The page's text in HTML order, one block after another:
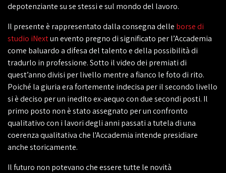
depotenziante su se stessi e sul mondo del lavoro.
Il presente è rappresentato dalla consegna delle borse di
studio iNextun evento pregno di significato per l’Accademia
come baluardo a difesa del talento e della possibilità di
tradurlo in professione. Sotto il video dei premiati di
quest’anno divisi per livello mentre a fianco le foto di rito.
Poiché la giuria era fortemente indecisa per il secondo livello
si è deciso per un inedito ex-aequo con due secondi posti. Il
primo posto non è stato assegnato per un confronto
qualitativo con i lavori degli anni passati a tutela di una
coerenza qualitativa che l'Accademia intende presidiare
anche storicamente.
Il futuro non potevano che essere tutte le novità